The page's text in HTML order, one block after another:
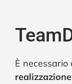
È necessario